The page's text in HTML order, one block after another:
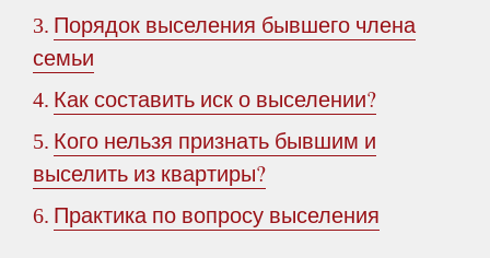
3. Порядок выселения бывшего члена
семьи
4. Как составить иск о выселении?
5. Кого нельзя признать бывшим и
выселить из квартиры?
6. Практика по вопросу выселения